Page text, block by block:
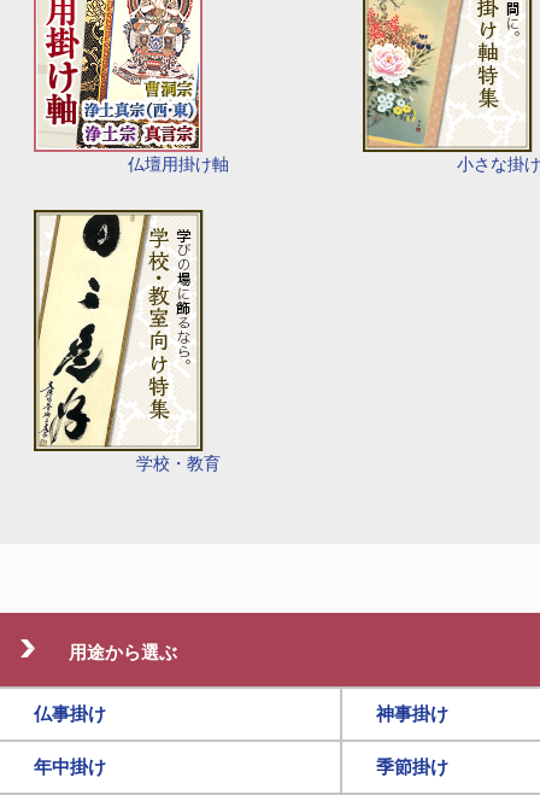
仏壇用掛け軸 小さな掛
学校・教育
用途から選ぶ
仏事掛け 神事掛け
年中掛け 季節掛け